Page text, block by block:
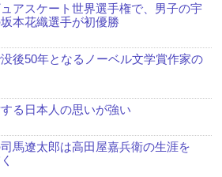
ュアスケート世界選手権で、男子の宇
本花織選手が初優勝
没後50年となるノーベル文学賞作家の
る日本人の思いが強い
司馬遼太郎は高田屋嘉兵衛の生涯を